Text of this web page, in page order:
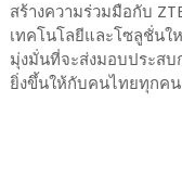
สร้างความร่วมมือกับ
เทคโนโลยีและโซลูชั่นใ
มุ่งมั่นที่จะส่งมอบประส
ยิ่งขึ้นให้กับคนไทยทุกคน